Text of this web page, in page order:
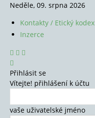
Neděle, 09. srpna 2026
Kontakty / Etický kodex
Inzerce
Přihlásit se
Vítejte! přihlášení k účtu
vaše uživatelské jméno